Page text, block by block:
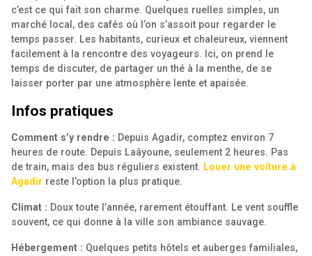
c’est ce qui fait son charme. Quelques ruelles simples, un
marché local, des cafés où l’on s’assoit pour regarder le
temps passer. Les habitants, curieux et chaleureux, viennent
facilement à la rencontre des voyageurs. Ici, on prend le
temps de discuter, de partager un thé à la menthe, de se
laisser porter par une atmosphère lente et apaisée.
Infos pratiques
Comment s’y rendre : Depuis Agadir, comptez environ 7
heures de route. Depuis Laâyoune, seulement 2 heures. Pas
de train, mais des bus réguliers existent. Louer une voiture à
Agadir reste l’option la plus pratique.
Climat : Doux toute l’année, rarement étouffant. Le vent souffle
souvent, ce qui donne à la ville son ambiance sauvage.
Hébergement : Quelques petits hôtels et auberges familiales,